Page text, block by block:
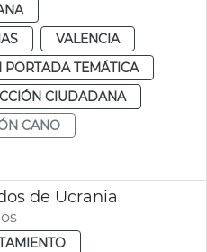
VALENCIA
PORTADA TEMÁTICA
CIUDADANA
CANO
de Ucrania